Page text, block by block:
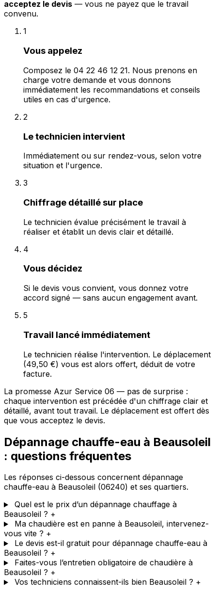
acceptez le devis — vous ne payez que le travail
convenu.
1
Vous appelez
Composez le 04 22 46 12 21. Nous prenons en
charge votre demande et vous donnons
immédiatement les recommandations et conseils
utiles en cas d'urgence.
2
Le technicien intervient
Immédiatement ou sur rendez-vous, selon votre
situation et l'urgence.
3
Chiffrage détaillé sur place
Le technicien évalue précisément le travail à
réaliser et établit un devis clair et détaillé.
4
Vous décidez
Si le devis vous convient, vous donnez votre
accord signé — sans aucun engagement avant.
5
Travail lancé immédiatement
Le technicien réalise l'intervention. Le déplacement
(49,50 €) vous est alors offert, déduit de votre
facture.
La promesse Azur Service 06 — pas de surprise :
chaque intervention est précédée d'un chiffrage clair et
détaillé, avant tout travail. Le déplacement est offert dès
que vous acceptez le devis.
Dépannage chauffe-eau à Beausoleil
: questions fréquentes
Les réponses ci-dessous concernent dépannage
chauffe-eau à Beausoleil (06240) et ses quartiers.
Quel est le prix d’un dépannage chauffage à
Beausoleil ? +
Ma chaudière est en panne à Beausoleil, intervenez-
vous vite ? +
Le devis est-il gratuit pour dépannage chauffe-eau à
Beausoleil ? +
Faites-vous l’entretien obligatoire de chaudière à
Beausoleil ? +
Vos techniciens connaissent-ils bien Beausoleil ? +